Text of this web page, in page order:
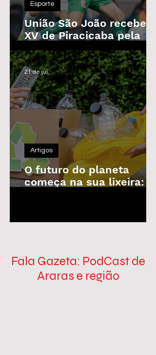
União São João recebe o
XV de Piracicaba pela
Copa Paulista nesta
quarta-feira
Esporte
O futuro do planeta
começa na sua lixeira: o
Artigos
21 de jul.
Fala Gazeta: PodCast de
Araras e região